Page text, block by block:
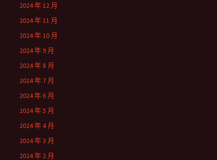
2024 年 12 月
2024 年 11 月
2024 年 10 月
2024 年 9 月
2024 年 8 月
2024 年 7 月
2024 年 6 月
2024 年 5 月
2024 年 4 月
2024 年 3 月
2024 年 2 月